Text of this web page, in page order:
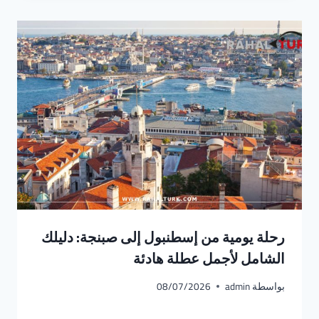
رحلة يومية من إسطنبول إلى صبنجة: دليلك
الشامل لأجمل عطلة هادئة
بواسطةadmin
08/07/2026